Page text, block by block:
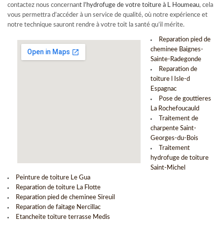
contactez nous concernant l’ hydrofuge de votre toiture à L Houmeau, cela
vous permettra d’accéder à un service de qualité, où notre expérience et
notre technique sauront rendre à votre toit la santé qu’il mérite.
Reparation pied de
cheminee Baignes-
Sainte-Radegonde
Reparation de
toiture l Isle-d
Espagnac
Pose de gouttieres
La Rochefoucauld
Traitement de
charpente Saint-
Georges-du-Bois
Traitement
hydrofuge de toiture
Saint-Michel
Peinture de toiture Le Gua
Reparation de toiture La Flotte
Reparation pied de cheminee Sireuil
Reparation de faitage Nercillac
Etancheite toiture terrasse Medis